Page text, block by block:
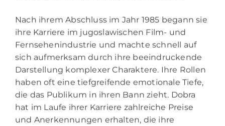
Nach ihrem Abschluss im Jahr 1985 begann sie
ihre Karriere im jugoslawischen Film- und
Fernsehenindustrie und machte schnell auf
sich aufmerksam durch ihre beeindruckende
Darstellung komplexer Charaktere. Ihre Rollen
haben oft eine tiefgreifende emotionale Tiefe,
die das Publikum in ihren Bann zieht. Dobra
hat im Laufe ihrer Karriere zahlreiche Preise
und Anerkennungen erhalten, die ihre